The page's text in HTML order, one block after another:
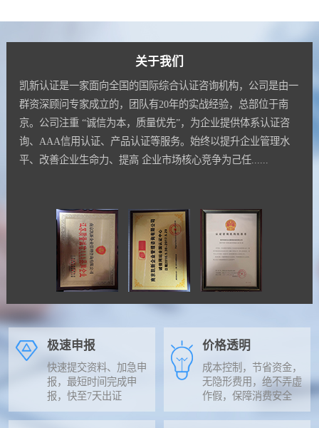
关于我们
凯新认证是一家面向全国的国际综合认证咨询机构，公司是由一
群资深顾问专家成立的，团队有20年的实战经验，总部位于南
京。公司注重 “诚信为本，质量优先”，为企业提供体系认证咨
询、AAA信用认证、产品认证等服务。始终以提升企业管理水
平、改善企业生命力、提高 企业市场核心竞争为己任......
极速申报
快速提交资料、加急申
报，最短时间完成申
报，快至7天出证
价格透明
成本控制，节省资金，
无隐形费用，绝不弄虚
作假，保障消费安全